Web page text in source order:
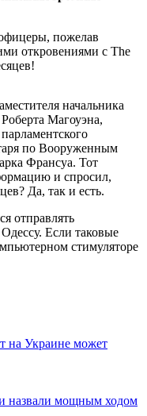
пожелав
откровениями с The
начальника
Магоуэна,
по Вооруженным
Франсуа. Тот
и спросил,
Да, так и есть.
отправлять
Если таковые
стимуляторе
на Украине может
назвали мощным ходом